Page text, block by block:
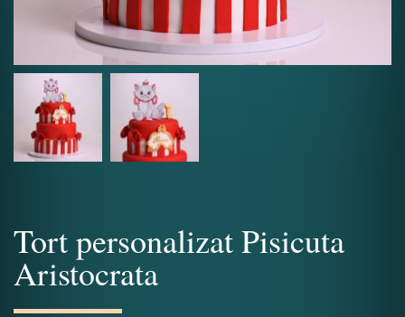
Tort personalizat Pisicuta
Aristocrata